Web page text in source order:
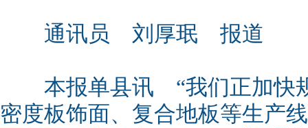
通讯员 刘厚珉 报道
本报单县讯 “我们正加快规
密度板饰面、复合地板等生产